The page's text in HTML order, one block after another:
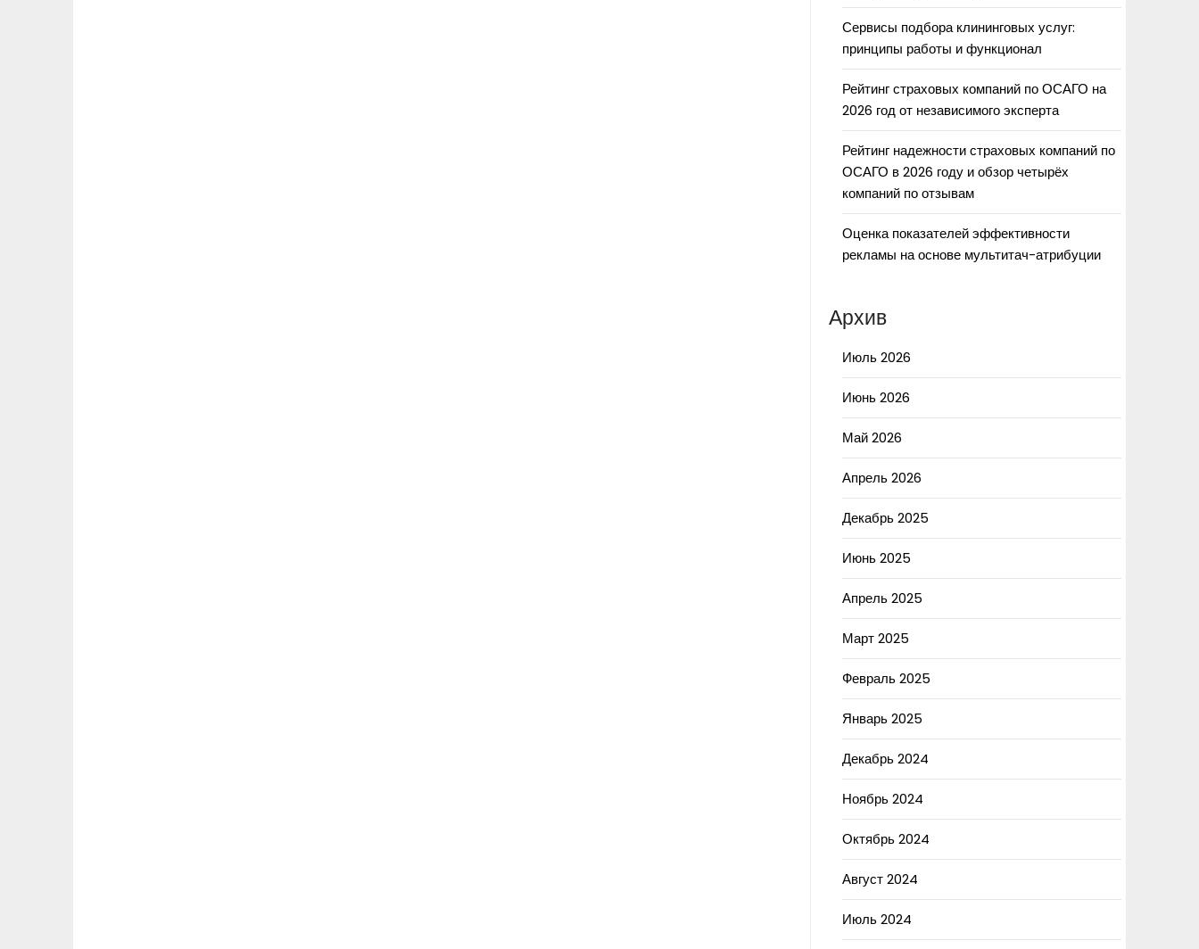
Сервисы подбора клининговых услуг:
принципы работы и функционал
Рейтинг страховых компаний по ОСАГО на
2026 год от независимого эксперта
Рейтинг надежности страховых компаний по
ОСАГО в 2026 году и обзор четырёх
компаний по отзывам
Оценка показателей эффективности
рекламы на основе мультитач-атрибуции
Архив
Июль 2026
Июнь 2026
Май 2026
Апрель 2026
Декабрь 2025
Июнь 2025
Апрель 2025
Март 2025
Февраль 2025
Январь 2025
Декабрь 2024
Ноябрь 2024
Октябрь 2024
Август 2024
Июль 2024